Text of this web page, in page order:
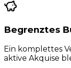
Begrenztes
Ein komplettes
aktive Akquise